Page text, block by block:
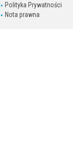
Polityka Prywatności
Nota prawna